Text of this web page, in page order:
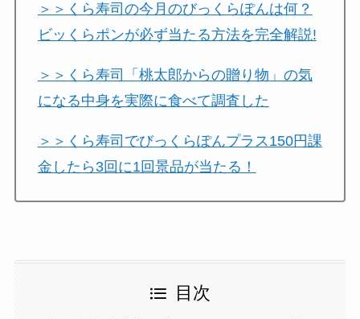
＞＞くら寿司の今月のびっくらぽんは何？
ビッくらポンが必ず当たる方法を完全解説!
＞＞くら寿司「桃太郎からの贈り物」の気
になる中身を実際に食べて調査した
＞＞くら寿司でびっくらぽんプラス150円課
金したら3回に1回景品が当たる！
目次